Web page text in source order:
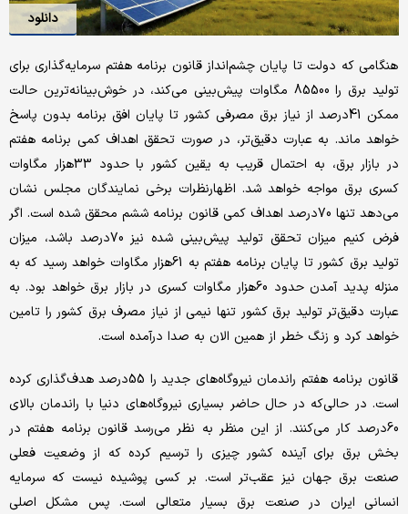
دانلود
هنگامی که دولت تا پایان چشم‌‌‌انداز قانون برنامه هفتم سرمایه‌‌‌گذاری برای
تولید برق را 85500 مگاوات پیش‌بینی می‌کند، در خوش‌بینانه‌‌‌ترین حالت
ممکن 41درصد از نیاز برق مصرفی کشور تا پایان افق برنامه بدون پاسخ
خواهد ماند. به عبارت دقیق‌‌‌تر، در صورت تحقق اهداف کمی برنامه هفتم
در بازار برق، به احتمال قریب به یقین کشور با حدود 33‌هزار مگاوات
کسری برق مواجه خواهد شد. اظهارنظرات برخی نمایندگان مجلس نشان
می‌دهد تنها 70درصد اهداف کمی قانون برنامه ششم محقق شده است. اگر
فرض کنیم میزان تحقق تولید پیش‌بینی شده نیز 70درصد باشد، میزان
تولید برق کشور تا پایان برنامه هفتم به 61‌هزار مگاوات خواهد رسید که به
منزله‌‌‌ پدید آمدن حدود 60‌هزار مگاوات کسری در بازار برق خواهد بود. به
عبارت دقیق‌‌‌تر تولید برق کشور تنها نیمی از نیاز مصرف برق کشور را تامین
خواهد کرد و زنگ خطر از همین الان به صدا درآمده است.
قانون برنامه هفتم راندمان نیروگاه‌های جدید را 55درصد هدف‌‌‌گذاری کرده
است. در حالی‌که در حال حاضر بسیاری نیروگاه‌‌‌های دنیا با راندمان بالای
60درصد کار می‌کنند. از این منظر به نظر می‌‌‌رسد قانون برنامه هفتم در
بخش برق برای آینده کشور چیزی را ترسیم کرده که از وضعیت فعلی
صنعت برق جهان نیز عقب‌‌‌تر است. بر کسی پوشیده نیست که سرمایه
انسانی ایران در صنعت برق بسیار متعالی است. پس مشکل اصلی